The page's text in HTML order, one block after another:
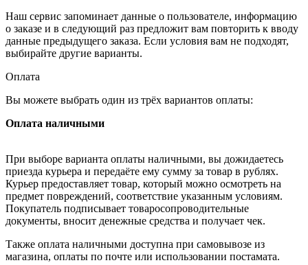
Наш сервис запоминает данные о пользователе, информацию
о заказе и в следующий раз предложит вам повторить к вводу
данные предыдущего заказа. Если условия вам не подходят,
выбирайте другие варианты.
Оплата
Вы можете выбрать один из трёх вариантов оплаты:
Оплата наличными
При выборе варианта оплаты наличными, вы дожидаетесь
приезда курьера и передаёте ему сумму за товар в рублях.
Курьер предоставляет товар, который можно осмотреть на
предмет повреждений, соответствие указанным условиям.
Покупатель подписывает товаросопроводительные
документы, вносит денежные средства и получает чек.
Также оплата наличными доступна при самовывозе из
магазина, оплаты по почте или использовании постамата.